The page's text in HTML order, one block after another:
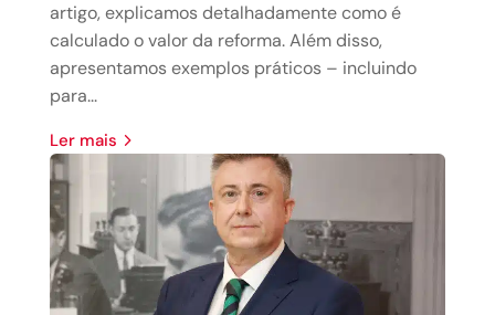
artigo, explicamos detalhadamente como é
calculado o valor da reforma. Além disso,
apresentamos exemplos práticos – incluindo
para...
Ler mais